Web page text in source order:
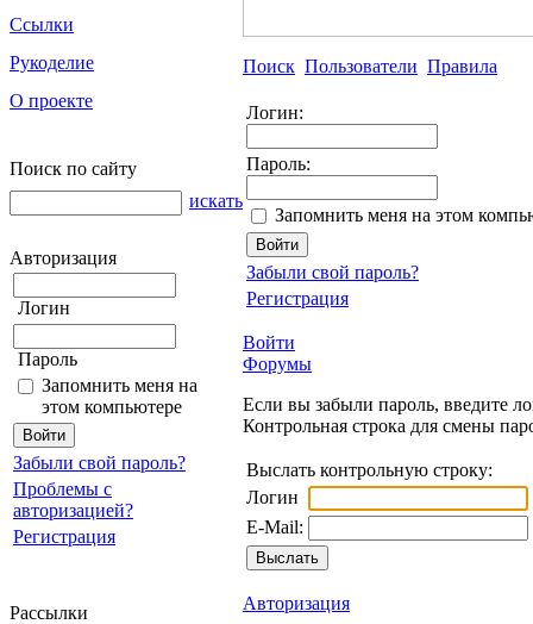
Ссылки
Рукоделие
О проекте
Поиск по сайту
искать
Авторизация
Логин
Пароль
Запомнить меня на
этом компьютере
Забыли свой пароль?
Проблемы с
авторизацией?
Регистрация
Рассылки
Поиск Пользователи Правила
Логин:
Пароль:
Запомнить меня на этом
Забыли свой пароль?
Регистрация
Войти
Форумы
Если вы забыли пароль, введите
Контрольная строка для смены
Выслать контрольную строку:
Логин
E-Mail:
Авторизация